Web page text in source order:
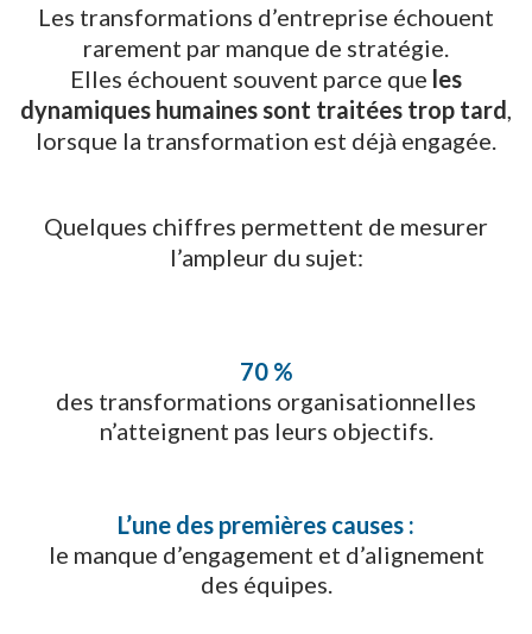
Les transformations d’entreprise échouent
rarement par manque de stratégie.
Elles échouent souvent parce que les
dynamiques humaines sont traitées trop tard
lorsque la transformation est déjà engagée.
Quelques chiffres permettent de mesurer
l’ampleur du sujet:
70 %
des transformations organisationnelles
n’atteignent pas leurs objectifs.
L’une des premières causes :
le manque d’engagement et d’alignement
des équipes.